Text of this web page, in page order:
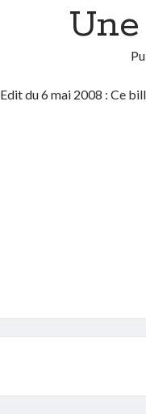
Edit du 6 mai 2008 : Ce